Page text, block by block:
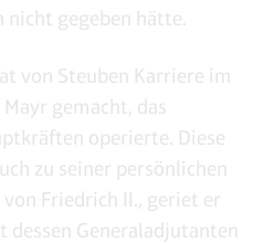
gegeben hätte.
von Steuben Karriere im
gemacht, das
operierte. Diese
zu seiner persönlichen
Friedrich II., geriet er
Generaladjutanten